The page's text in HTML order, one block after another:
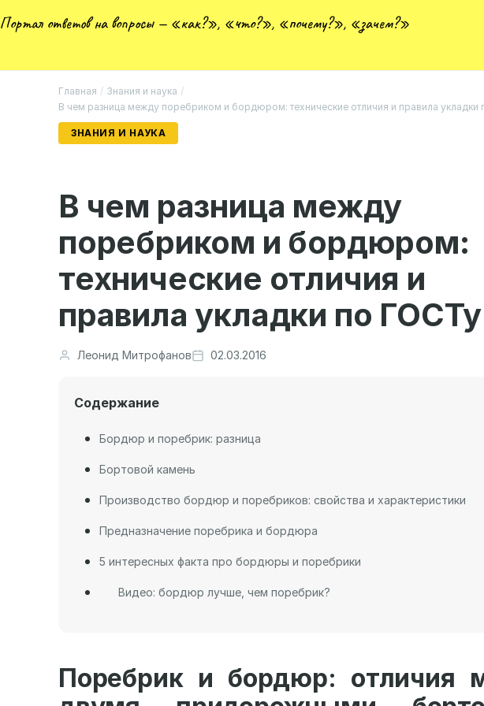
Портал ответов на вопросы — «как?», «что?», «почему?», «зачем?»
Главная / Знания и наука /
В чем разница между поребриком и бордюром: технические отличия и правила укладки
ЗНАНИЯ И НАУКА
В чем разница между
поребриком и бордюром:
технические отличия и
правила укладки по ГОСТу
Леонид Митрофанов 02.03.2016
Содержание
Бордюр и поребрик: разница
Бортовой камень
Производство бордюр и поребриков: свойства и характеристики
Предназначение поребрика и бордюра
5 интересных факта про бордюры и поребрики
Видео: бордюр лучше, чем поребрик?
Поребрик и бордюр: отличия